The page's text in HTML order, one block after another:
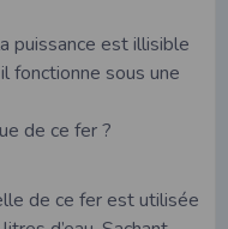
puissance est illisible
fonctionne sous une
de ce fer ?
de ce fer est utilisée